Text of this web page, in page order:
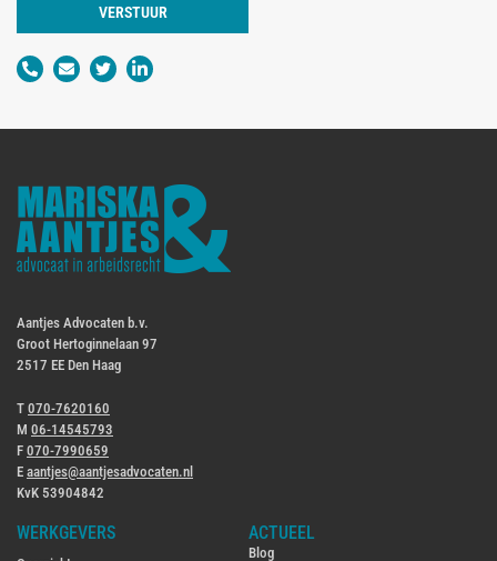
VERSTUUR
Aantjes Advocaten b.v.
Groot Hertoginnelaan 97
2517 EE Den Haag
T 070-7620160
M 06-14545793
F 070-7990659
E aantjes@aantjesadvocaten.nl
KvK 53904842
WERKGEVERS ACTUEEL
Blog